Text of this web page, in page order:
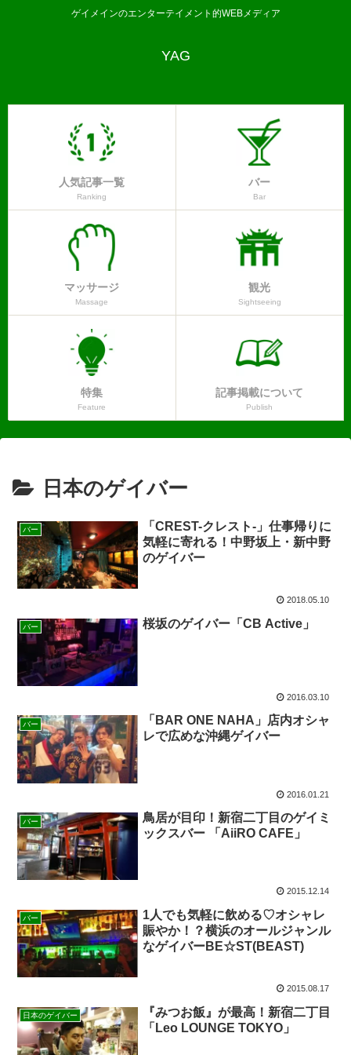
ゲイメインのエンターテイメント的WEBメディア
YAG
人気記事一覧
Ranking
バー
Bar
マッサージ
Massage
観光
Sightseeing
特集
Feature
記事掲載について
Publish
日本のゲイバー
バー
「CREST-クレスト-」仕事帰りに
気軽に寄れる！中野坂上・新中野
のゲイバー
2018.05.10
バー 桜坂のゲイバー「CB Active」
2016.03.10
バー
「BAR ONE NAHA」店内オシャ
レで広めな沖縄ゲイバー
2016.01.21
バー
鳥居が目印！新宿二丁目のゲイミ
ックスバー 「AiiRO CAFE」
2015.12.14
バー
1人でも気軽に飲める♡オシャレ
賑やか！？横浜のオールジャンル
なゲイバーBE☆ST(BEAST)
2015.08.17
日本のゲイバー
『みつお飯』が最高！新宿二丁目
「Leo LOUNGE TOKYO」